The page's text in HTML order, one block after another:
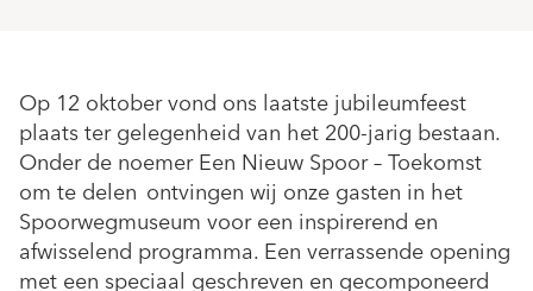
Op 12 oktober vond ons laatste jubileumfeest
plaats ter gelegenheid van het 200-jarig bestaan.
Onder de noemer Een Nieuw Spoor – Toekomst
om te delen ontvingen wij onze gasten in het
Spoorwegmuseum voor een inspirerend en
afwisselend programma. Een verrassende opening
met een speciaal geschreven en gecomponeerd